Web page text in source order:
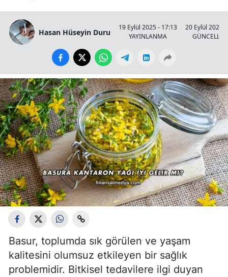
Hasan Hüseyin Duru
19 Eylül 2025 - 17:13
YAYINLANMA
20 Eylül 2025
Basur, toplumda sık görülen ve yaşam
kalitesini olumsuz etkileyen bir sağlık
problemidir. Bitkisel tedavilere ilgi duyan